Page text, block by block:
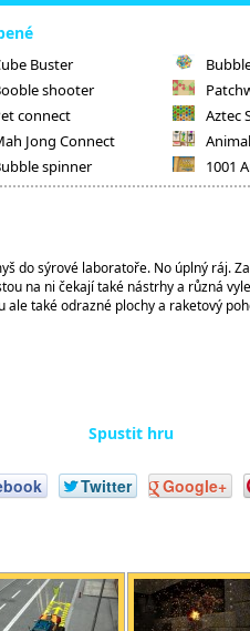
Buster
shooter
connect
Jong Connect
spinner
Aztec
1001
do sýrové laboratoře. No úplný ráj.
na ni čekají také nástrhy a různá
ale také odrazné plochy a raketový
Spustit hru
Twitter Google+